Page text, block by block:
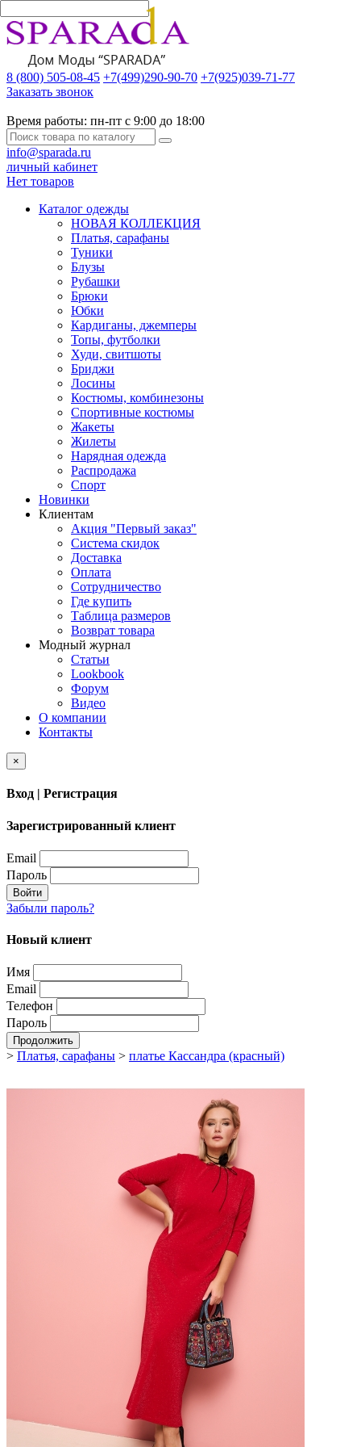
8 (800) 505-08-45 +7(499)290-90-70 +7(925)039-71-77
Заказать звонок
Время работы: пн-пт с 9:00 до 18:00
info@sparada.ru
личный кабинет
Нет товаров
Каталог одежды
НОВАЯ КОЛЛЕКЦИЯ
Платья, сарафаны
Туники
Блузы
Рубашки
Брюки
Юбки
Кардиганы, джемперы
Топы, футболки
Худи, свитшоты
Бриджи
Лосины
Костюмы, комбинезоны
Спортивные костюмы
Жакеты
Жилеты
Нарядная одежда
Распродажа
Спорт
Новинки
Клиентам
Акция "Первый заказ"
Система скидок
Доставка
Оплата
Сотрудничество
Где купить
Таблица размеров
Возврат товара
Модный журнал
Статьи
Lookbook
Форум
Видео
О компании
Контакты
×
Вход | Регистрация
Зарегистрированный клиент
Email
Пароль
Войти
Забыли пароль?
Новый клиент
Имя
Email
Телефон
Пароль
Продолжить
> Платья, сарафаны > платье Кассандра (красный)